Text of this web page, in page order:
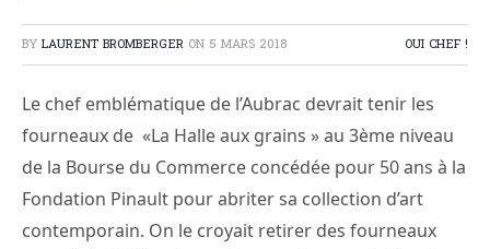
BY LAURENT BROMBERGER ON 5 MARS 2018 OUI CHEF !
Le chef emblématique de l’Aubrac devrait tenir les
fourneaux de «La Halle aux grains » au 3ème niveau
de la Bourse du Commerce concédée pour 50 ans à la
Fondation Pinault pour abriter sa collection d’art
contemporain. On le croyait retirer des fourneaux